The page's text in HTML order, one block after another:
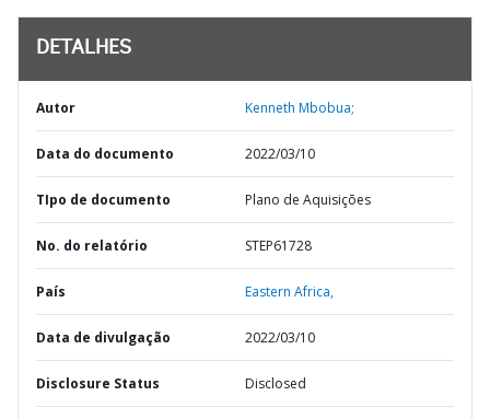
DETALHES
Autor Kenneth Mbobua;
Data do documento 2022/03/10
TIpo de documento Plano de Aquisições
No. do relatório STEP61728
País Eastern Africa,
Data de divulgação 2022/03/10
Disclosure Status Disclosed